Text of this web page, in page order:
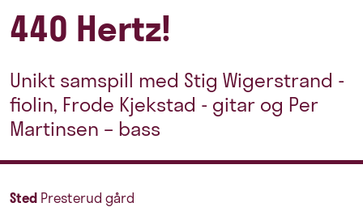
440 Hertz!
Unikt samspill med Stig Wigerstrand -
fiolin, Frode Kjekstad - gitar og Per
Martinsen – bass
Sted Presterud gård